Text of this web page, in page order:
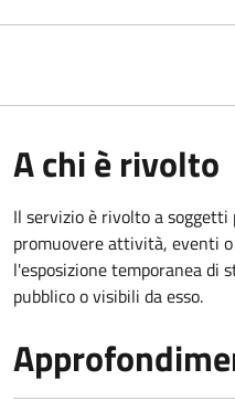
A chi è rivolto
Il servizio è rivolto a
promuovere attività, eventi
l'esposizione temporanea di
pubblico o visibili da esso.